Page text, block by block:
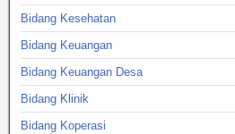
Bidang Kesehatan
Bidang Keuangan
Bidang Keuangan Desa
Bidang Klinik
Bidang Koperasi